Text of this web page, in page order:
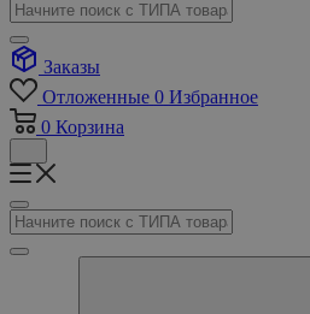
Заказы
Отложенные 0 Избранное
0 Корзина